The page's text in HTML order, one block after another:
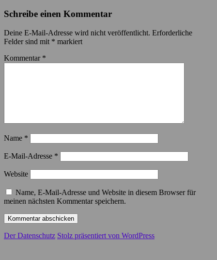
Schreibe einen Kommentar
Deine E-Mail-Adresse wird nicht veröffentlicht. Erforderliche
Felder sind mit * markiert
Kommentar *
Name *
E-Mail-Adresse *
Website
Name, E-Mail-Adresse und Website in diesem Browser für
meinen nächsten Kommentar speichern.
Der Datenschutz Stolz präsentiert von WordPress